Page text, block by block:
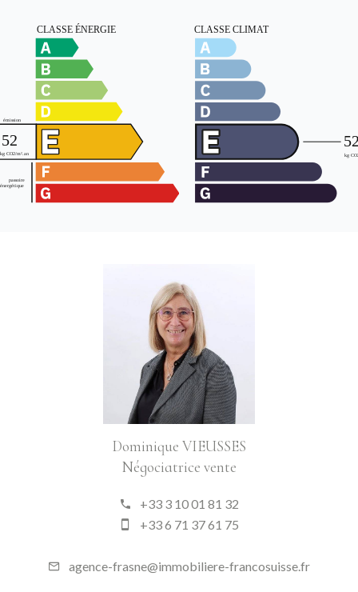
Dominique VIEUSSES
Négociatrice vente
+33 3 10 01 81 32
+33 6 71 37 61 75
agence-frasne@immobiliere-francosuisse.fr